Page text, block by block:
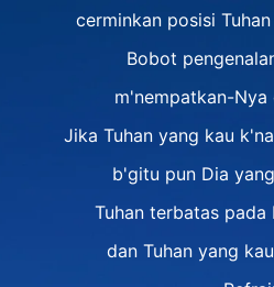
cerminkan posisi
Bobot
m'nempatkan-
Jika Tuhan yang kau
b'gitu pun Dia
Tuhan terbatas pada
dan Tuhan yang